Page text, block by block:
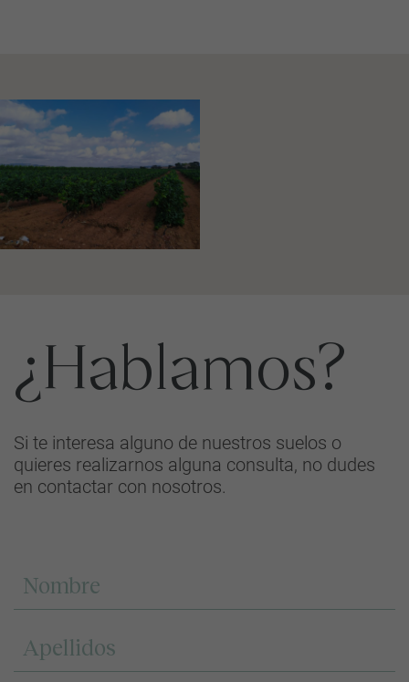
¿Hablamos?
Si te interesa alguno de nuestros suelos o
quieres realizarnos alguna consulta, no dudes
en contactar con nosotros.